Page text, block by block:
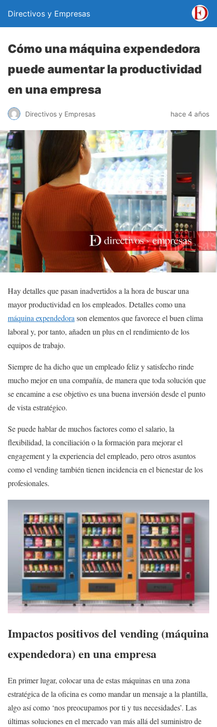
Directivos y Empresas
Cómo una máquina expendedora
puede aumentar la productividad
en una empresa
Directivos y Empresas hace 4 años
Hay detalles que pasan inadvertidos a la hora de buscar una
mayor productividad en los empleados. Detalles como una
máquina expendedora son elementos que favorece el buen clima
laboral y, por tanto, añaden un plus en el rendimiento de los
equipos de trabajo.
Siempre de ha dicho que un empleado feliz y satisfecho rinde
mucho mejor en una compañía, de manera que toda solución que
se encamine a ese objetivo es una buena inversión desde el punto
de vista estratégico.
Se puede hablar de muchos factores como el salario, la
flexibilidad, la conciliación o la formación para mejorar el
engagement y la experiencia del empleado, pero otros asuntos
como el vending también tienen incidencia en el bienestar de los
profesionales.
Impactos positivos del vending (máquina
expendedora) en una empresa
En primer lugar, colocar una de estas máquinas en una zona
estratégica de la oficina es como mandar un mensaje a la plantilla,
algo así como ‘nos preocupamos por ti y tus necesidades’. Las
últimas soluciones en el mercado van más allá del suministro de